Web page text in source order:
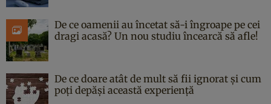
De ce oamenii au încetat să-i îngroape pe cei
dragi acasă? Un nou studiu încearcă să afle!
De ce doare atât de mult să fii ignorat și cum
poți depăși această experiență